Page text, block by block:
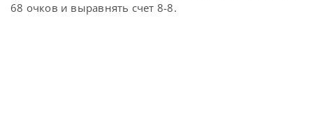
68 очков и выравнять счет 8-8.